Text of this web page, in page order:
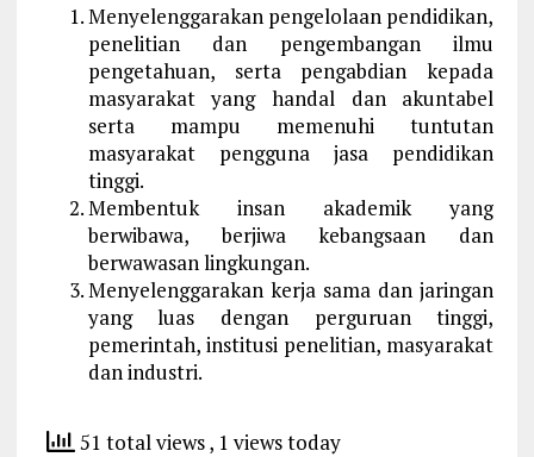
Menyelenggarakan pengelolaan pendidikan,
penelitian dan pengembangan ilmu
pengetahuan, serta pengabdian kepada
masyarakat yang handal dan akuntabel
serta mampu memenuhi tuntutan
masyarakat pengguna jasa pendidikan
tinggi.
Membentuk insan akademik yang
berwibawa, berjiwa kebangsaan dan
berwawasan lingkungan.
Menyelenggarakan kerja sama dan jaringan
yang luas dengan perguruan tinggi,
pemerintah, institusi penelitian, masyarakat
dan industri.
51 total views, 1 views today